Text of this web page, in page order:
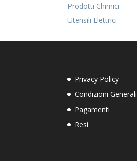
Prodotti Chimici
Utensili Elettrici
Privacy Policy
Condizioni Generali
Pagamenti
Resi